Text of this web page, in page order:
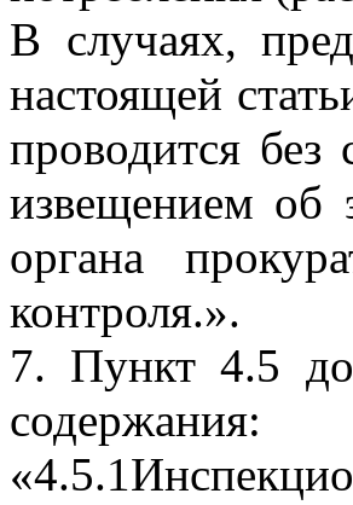
В случаях,
настоящей
проводится без
извещением об
органа
контроля.».
7. Пункт 4.5
содержания: